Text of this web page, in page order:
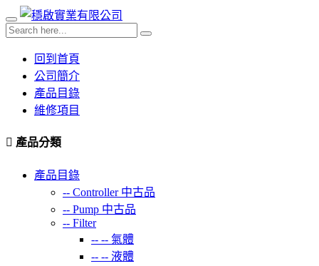
回到首頁
公司簡介
產品目錄
維修項目
產品分類
產品目錄
-- Controller 中古品
-- Pump 中古品
-- Filter
-- -- 氣體
-- -- 液體